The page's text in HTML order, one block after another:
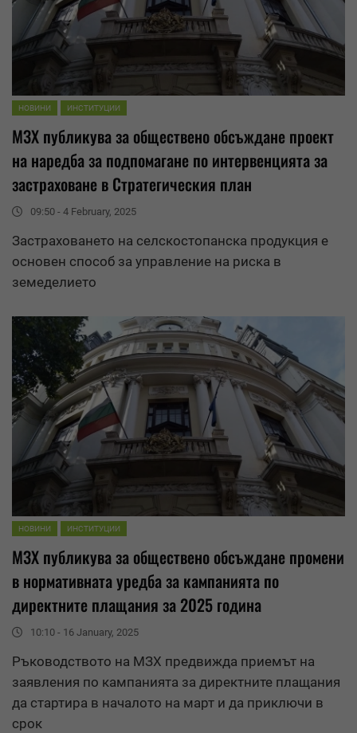
НОВИНИ ИНСТИТУЦИИ
МЗХ публикува за обществено обсъждане проект
на наредба за подпомагане по интервенцията за
застраховане в Стратегическия план
09:50 - 4 February, 2025
Застраховането на селскостопанска продукция е
основен способ за управление на риска в
земеделието
НОВИНИ ИНСТИТУЦИИ
МЗХ публикува за обществено обсъждане промени
в нормативната уредба за кампанията по
директните плащания за 2025 година
10:10 - 16 January, 2025
Ръководството на МЗХ предвижда приемът на
заявления по кампанията за директните плащания
да стартира в началото на март и да приключи в
срок